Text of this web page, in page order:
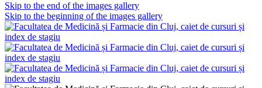
Skip to the end of the images gallery
Skip to the beginning of the images gallery